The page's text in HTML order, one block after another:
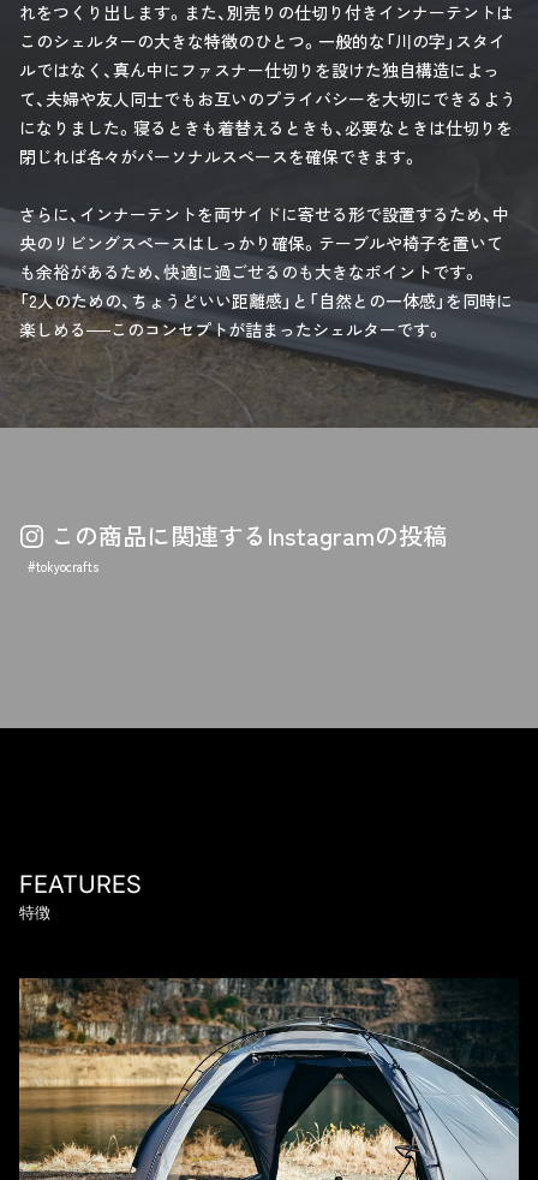
れをつくり出します。また、別売りの仕切り付きインナーテントは
このシェルターの大きな特徴のひとつ。一般的な「川の字」スタイ
ルではなく、真ん中にファスナー仕切りを設けた独自構造によっ
て、夫婦や友人同士でもお互いのプライバシーを大切にできるよう
になりました。寝るときも着替えるときも、必要なときは仕切りを
閉じれば各々がパーソナルスペースを確保できます。
さらに、インナーテントを両サイドに寄せる形で設置するため、中
央のリビングスペースはしっかり確保。テーブルや椅子を置いて
も余裕があるため、快適に過ごせるのも大きなポイントです。
「2人のための、ちょうどいい距離感」と「自然との一体感」を同時に
楽しめる──このコンセプトが詰まったシェルターです。
この商品に関連するInstagramの投稿
#tokyocrafts
FEATURES
特徴